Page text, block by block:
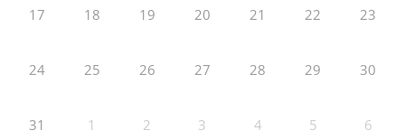
17 18 19 20 21 22 23
24 25 26 27 28 29 30
31 1 2 3 4 5 6